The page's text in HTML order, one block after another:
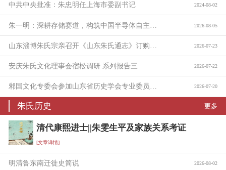
中共中央批准：朱忠明任上海市委副书记 2024-08-02
2026-08-05
2026-07-23
安庆朱氏文化理事会宿松调研 系列报告三 2026-07-22
邾国文化专委会参加山东省历史学会专业委员会工作会议 2026-07-20
朱氏历史 更多
清代康熙进士||朱雯生平及家族关系考证
[文章详情]
明清鲁东南迁徙史简说 2026-08-02